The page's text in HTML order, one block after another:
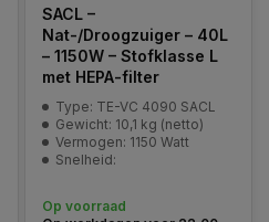
SACL –
Nat-/Droogzuiger – 40L
– 1150W – Stofklasse L
met HEPA-filter
Type: TE-VC 4090 SACL
Gewicht: 10,1 kg (netto)
Vermogen: 1150 Watt
Snelheid:
Op voorraad